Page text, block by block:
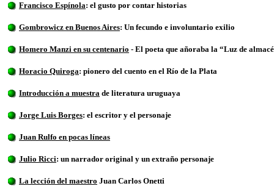
Francisco Espínola: el gusto por contar historias
Gombrowicz en Buenos Aires: Un fecundo e involuntario exilio
Homero Manzi en su centenario - El poeta que añoraba la “Luz de
Horacio Quiroga: pionero del cuento en el Río de la Plata
Introducción a muestra de literatura uruguaya
Jorge Luis Borges: el escritor y el personaje
Juan Rulfo en pocas líneas
Julio Ricci: un narrador original y un extraño personaje
La lección del maestro Juan Carlos Onetti